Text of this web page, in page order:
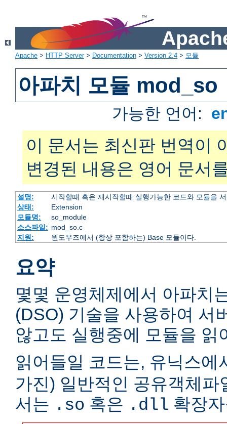
Apache > HTTP Server> Documentation > Version 2.4 > 모듈
아파치 모듈 mod_so
가능한 언어:
이 문서는 최신판 번역이
변경된 내용은 영어 문서
설명:
시작할때 혹은 재시작할때 실행가능한 코드와 모듈을
상태:
Extension
모듈명:
so_module
소스파일: mod_so.c
지원:
윈도우즈에서 (항상 포함하는) Base 모듈이다.
요약
몇몇 운영체제에서 아파치
(DSO) 기술을 사용하여 서
않고도 실행중에 모듈을 읽
읽어들일 코드는, 유닉스에
가진) 일반적인 공유객체파
서는 .so 혹은 .dll 확장